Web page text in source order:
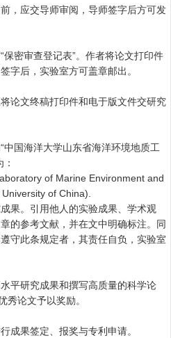
，应交导师审阅，导师签字后方可发
密审查登记表”。作者将论文打印件
字后，实验室方可盖章邮出。
论文终稿打印件和电于版文件交研究
中国海洋大学山东省海洋环境地质工
of Marine Environment and
of China).
果。引用他人的实验成果、学术观
的参考文献，并在文中明确标注。同
守此条规定者，其责任自负，实验室
平研究成果和撰写高质量的科学论
秀论文予以奖励。
成果签定、报奖与专利申请。